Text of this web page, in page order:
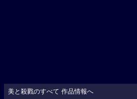
美と殺戮のすべて 作品情報へ